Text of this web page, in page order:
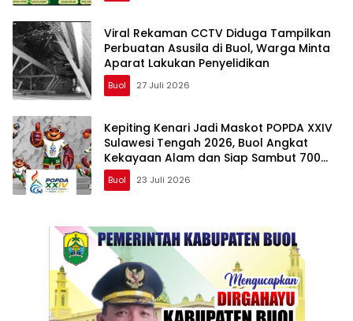
Viral Rekaman CCTV Diduga Tampilkan
Perbuatan Asusila di Buol, Warga Minta
Aparat Lakukan Penyelidikan
Buol 27 Juli 2026
Kepiting Kenari Jadi Maskot POPDA XXIV
Sulawesi Tengah 2026, Buol Angkat
Kekayaan Alam dan Siap Sambut 700
Peserta
Buol 23 Juli 2026